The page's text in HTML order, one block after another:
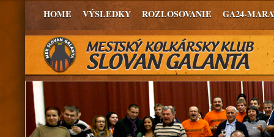
HOME VÝSLEDKY ROZLOSOVANIE GA24-